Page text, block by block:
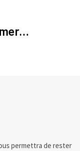
permettra de rester